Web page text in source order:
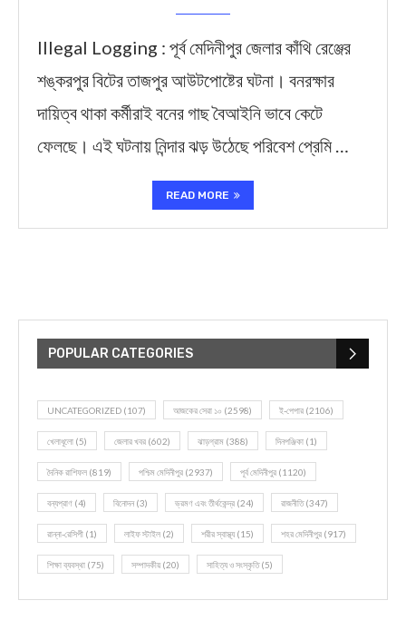
Illegal Logging : পূর্ব মেদিনীপুর জেলার কাঁথি রেঞ্জের
শঙ্করপুর বিটের তাজপুর আউটপোষ্টের ঘটনা। বনরক্ষার
দায়িত্ব থাকা কর্মীরাই বনের গাছ বৈআইনি ভাবে কেটে
ফেলছে। এই ঘটনায় নিন্দার ঝড় উঠেছে পরিবেশ প্রেমি …
READ MORE
POPULAR CATEGORIES
UNCATEGORIZED (107) আজকের সেরা ১০ (2598) ই-পেপার (2106)
খেলাধূলো (5) জেলার খবর (602) ঝাড়গ্রাম (388) দিনপঞ্জিকা (1)
দৈনিক রাশিফল (819) পশ্চিম মেদিনীপুর (2937) পূর্ব মেদিনীপুর (1120)
বন্যপ্রাণ (4) বিনোদন(3) ভ্রমণ এবং তীর্থকেন্দ্র (24) রাজনীতি(347)
রান্না-রেসিপী (1) লাইফ স্টাইল (2) শরীর স্বাস্থ্য (15) শহর মেদিনীপুর (917)
শিক্ষা ব্যবস্থা (75) সম্পাদকীয় (20) সাহিত্য ও সংস্কৃতি(5)